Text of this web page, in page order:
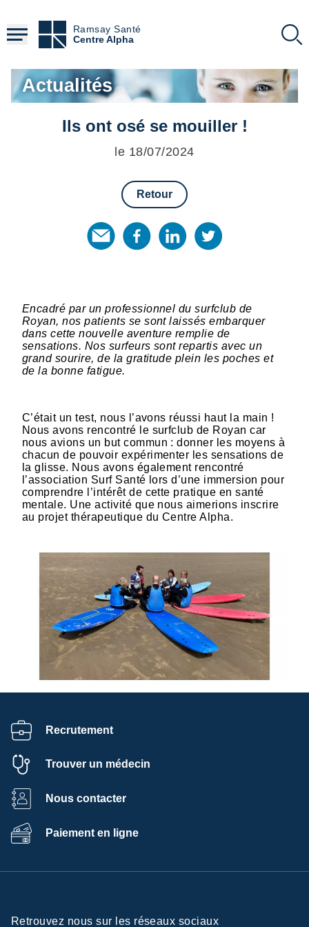
contenu
principal
Ramsay Santé
Centre Alpha
Actualités
Ils ont osé se mouiller !
le 18/07/2024
Retour
Encadré par un professionnel du surfclub de
Royan, nos patients se sont laissés embarquer
dans cette nouvelle aventure remplie de
sensations. Nos surfeurs sont repartis avec un
grand sourire, de la gratitude plein les poches et
de la bonne fatigue.
C’était un test, nous l’avons réussi haut la main !
Nous avons rencontré le surfclub de Royan car
nous avions un but commun : donner les moyens à
chacun de pouvoir expérimenter les sensations de
la glisse. Nous avons également rencontré
l’association Surf Santé lors d’une immersion pour
comprendre l’intérêt de cette pratique en santé
mentale. Une activité que nous aimerions inscrire
au projet thérapeutique du Centre Alpha.
Recrutement
Trouver un médecin
Nous contacter
Paiement en ligne
Retrouvez nous sur les réseaux sociaux